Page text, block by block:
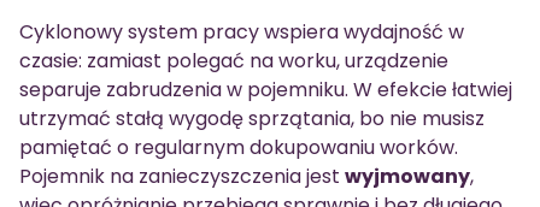
Cyklonowy system pracy wspiera wydajność w
czasie: zamiast polegać na worku, urządzenie
separuje zabrudzenia w pojemniku. W efekcie łatwiej
utrzymać stałą wygodę sprzątania, bo nie musisz
pamiętać o regularnym dokupowaniu worków.
Pojemnik na zanieczyszczenia jest wyjmowany,